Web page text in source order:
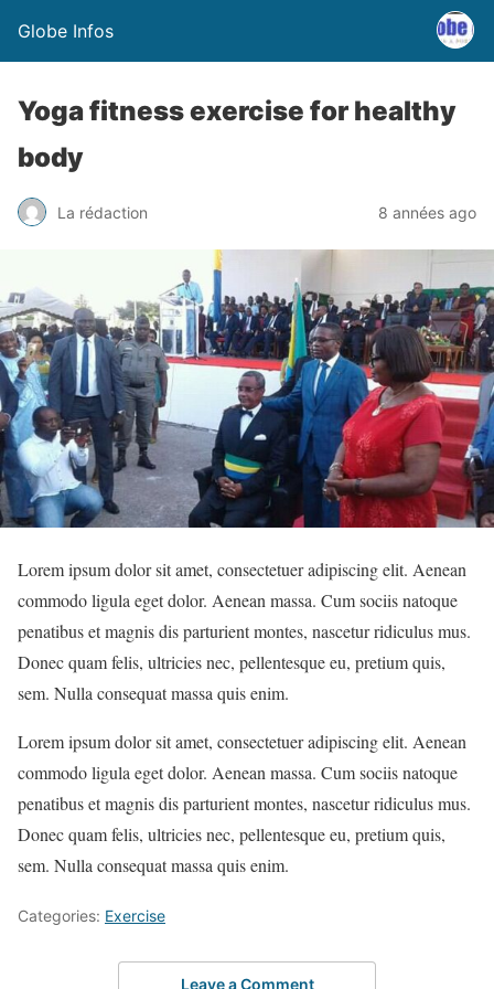
Globe Infos
Yoga fitness exercise for healthy
body
La rédaction 8 années ago
Lorem ipsum dolor sit amet, consectetuer adipiscing elit. Aenean
commodo ligula eget dolor. Aenean massa. Cum sociis natoque
penatibus et magnis dis parturient montes, nascetur ridiculus mus.
Donec quam felis, ultricies nec, pellentesque eu, pretium quis,
sem. Nulla consequat massa quis enim.
Lorem ipsum dolor sit amet, consectetuer adipiscing elit. Aenean
commodo ligula eget dolor. Aenean massa. Cum sociis natoque
penatibus et magnis dis parturient montes, nascetur ridiculus mus.
Donec quam felis, ultricies nec, pellentesque eu, pretium quis,
sem. Nulla consequat massa quis enim.
Categories: Exercise
Leave a Comment